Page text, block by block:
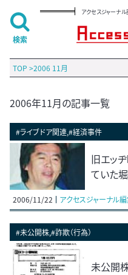
アクセスジャーナ
TOP >2006 11月
2006年11月の記事一覧
#ライブドア関連,#経済事件
旧エッ
ていた
2006/11/22 アクセスジャーナル
#未公開株,#詐欺（行為）
未公開
検索